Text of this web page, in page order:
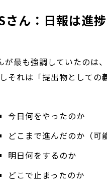
ん：日報は進
が最も強調していたのは
それは「提出物としての
今日何をやったのか
どこまで進んだのか（可
明日何をするのか
どこで止まったのか